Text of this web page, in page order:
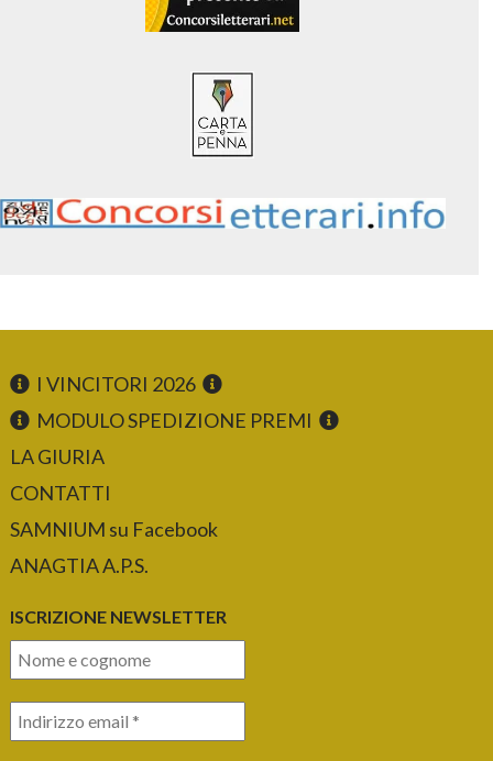
I VINCITORI 2026
MODULO SPEDIZIONE PREMI
LA GIURIA
CONTATTI
SAMNIUM su Facebook
ANAGTIA A.P.S.
ISCRIZIONE NEWSLETTER